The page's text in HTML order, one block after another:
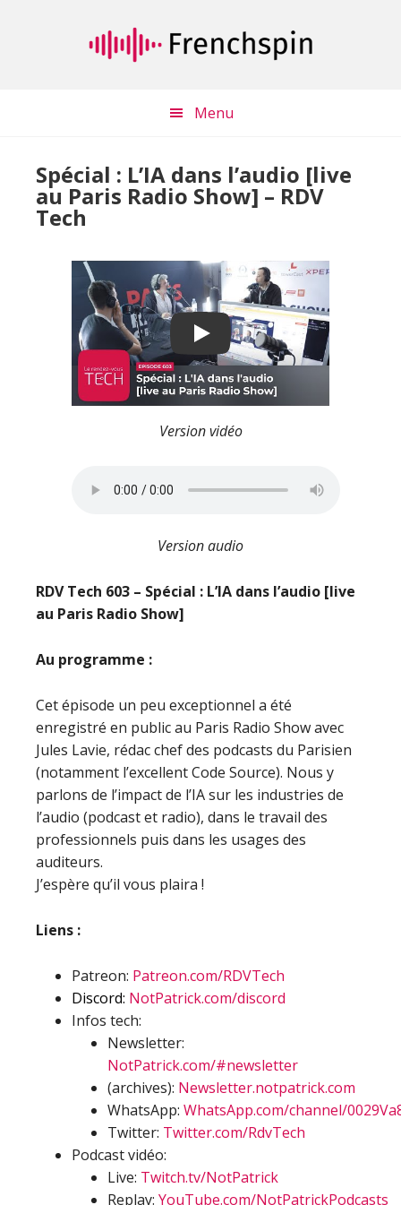
Menu
Spécial : L’IA dans l’audio [live
au Paris Radio Show] – RDV
Tech
Play
Version vidéo
Version audio
RDV Tech 603 – Spécial : L’IA dans l’audio [live
au Paris Radio Show]
Au programme :
Cet épisode un peu exceptionnel a été
enregistré en public au Paris Radio Show avec
Jules Lavie, rédac chef des podcasts du Parisien
(notamment l’excellent Code Source). Nous y
parlons de l’impact de l’IA sur les industries de
l’audio (podcast et radio), dans le travail des
professionnels puis dans les usages des
auditeurs.
J’espère qu’il vous plaira !
Liens :
Patreon: Patreon.com/RDVTech
Discord: NotPatrick.com/discord
Infos tech:
Newsletter:
NotPatrick.com/#newsletter
(archives): Newsletter.notpatrick.com
WhatsApp: WhatsApp.com/channel/
Twitter: Twitter.com/RdvTech
Podcast vidéo:
Live: Twitch.tv/NotPatrick
Replay: YouTube.com/NotPatrickPodcasts